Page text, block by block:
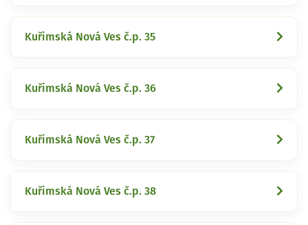
Kuřimská Nová Ves č.p. 35
Kuřimská Nová Ves č.p. 36
Kuřimská Nová Ves č.p. 37
Kuřimská Nová Ves č.p. 38